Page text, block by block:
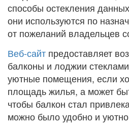
способы остекления
они используются по
от пожеланий владельцев
Веб-сайт предоставляет
балконы и лоджии
уютные помещения, если
площадь жилья, а может
чтобы балкон стал
можно было удобно и